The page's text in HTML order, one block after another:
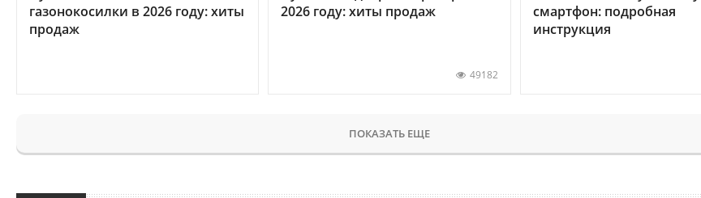
газонокосилки в 2026 году: хиты
продаж
2026 году: хиты продаж
49182
смартфон: подробная
инструкция
ПОКАЗАТЬ ЕЩЕ